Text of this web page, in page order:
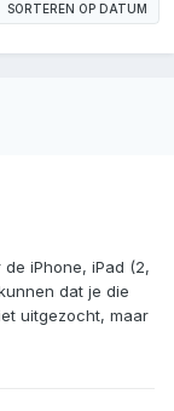
SORTEREN OP DATUM
iPhone, iPad (2,
dat je die
uitgezocht, maar